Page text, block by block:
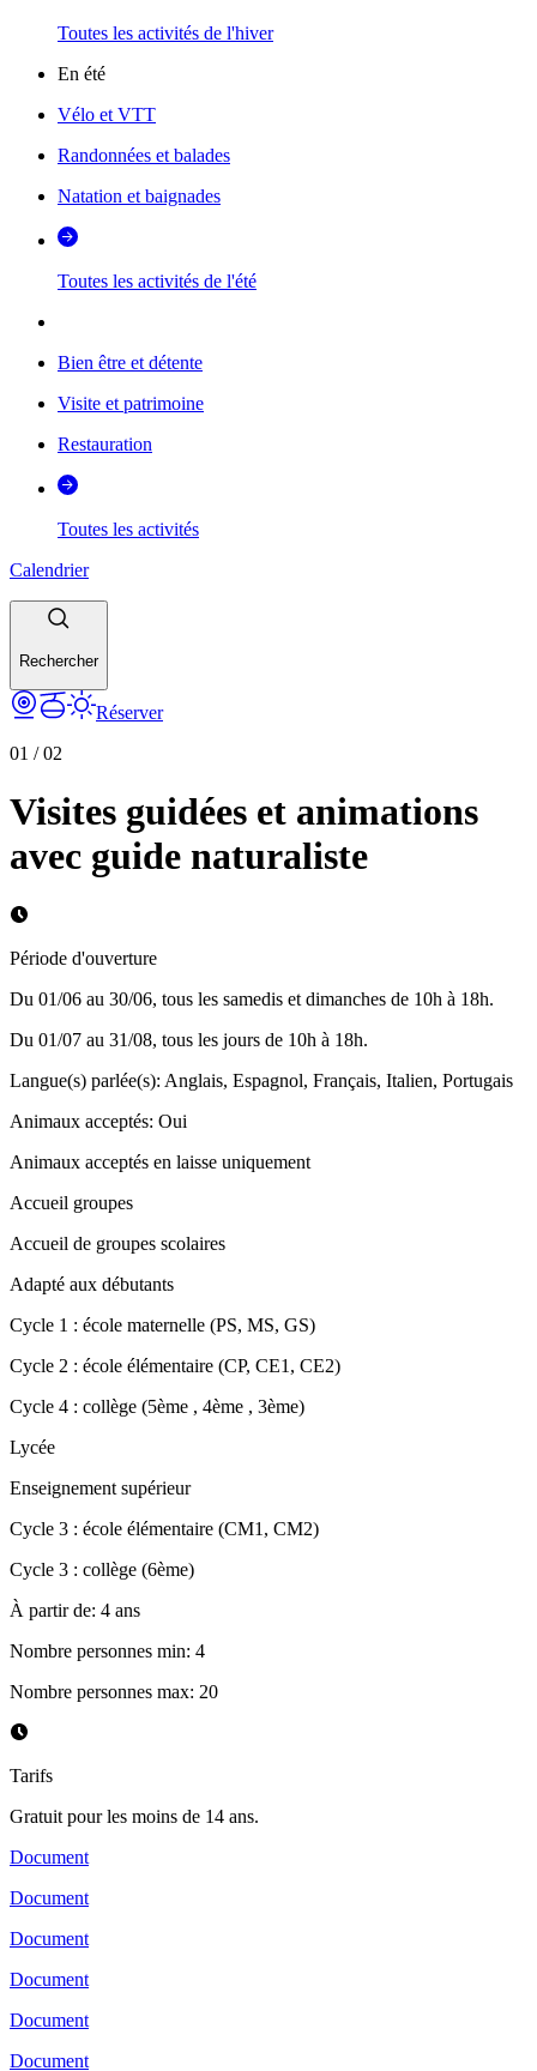
Toutes les activités de l'hiver
En été
Vélo et VTT
Randonnées et balades
Natation et baignades
Toutes les activités de l'été
Bien être et détente
Visite et patrimoine
Restauration
Toutes les activités
Calendrier
Rechercher
Réserver
01 /02
Visites guidées et animations
avec guide naturaliste
Période d'ouverture
Du 01/06 au 30/06, tous les samedis et dimanches de 10h à 18h.
Du 01/07 au 31/08, tous les jours de 10h à 18h.
Langue(s) parlée(s): Anglais, Espagnol, Français, Italien, Portugais
Animaux acceptés: Oui
Animaux acceptés en laisse uniquement
Accueil groupes
Accueil de groupes scolaires
Adapté aux débutants
Cycle 1 : école maternelle (PS, MS, GS)
Cycle 2 : école élémentaire (CP, CE1, CE2)
Cycle 4 : collège (5ème , 4ème , 3ème)
Lycée
Enseignement supérieur
Cycle 3 : école élémentaire (CM1, CM2)
Cycle 3 : collège (6ème)
À partir de: 4 ans
Nombre personnes min: 4
Nombre personnes max: 20
Tarifs
Gratuit pour les moins de 14 ans.
Document
Document
Document
Document
Document
Document